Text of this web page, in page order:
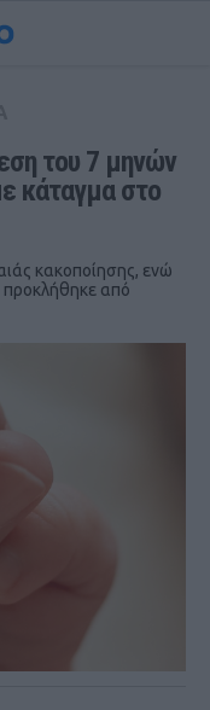
του 7 μηνών
κάταγμα στο
κακοποίησης, ενώ
προκλήθηκε από